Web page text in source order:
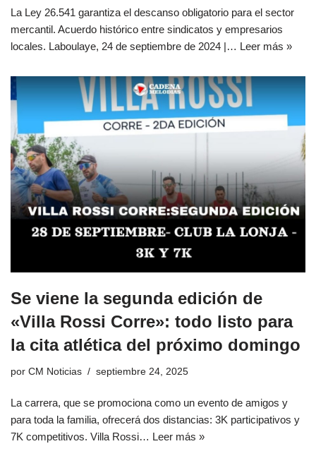
La Ley 26.541 garantiza el descanso obligatorio para el sector
mercantil. Acuerdo histórico entre sindicatos y empresarios
locales. Laboulaye, 24 de septiembre de 2024 |… Leer más »
Se viene la segunda edición de
«Villa Rossi Corre»: todo listo para
la cita atlética del próximo domingo
por CM Noticias septiembre 24, 2025
La carrera, que se promociona como un evento de amigos y
para toda la familia, ofrecerá dos distancias: 3K participativos y
7K competitivos. Villa Rossi… Leer más »